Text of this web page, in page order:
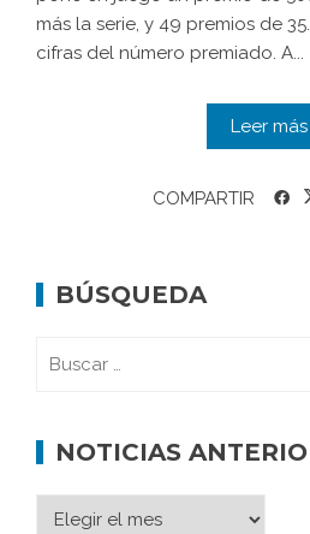
más la serie, y 49 premios de
cifras del número premiado. A...
Leer más
COMPARTIR
BÚSQUEDA
NOTICIAS